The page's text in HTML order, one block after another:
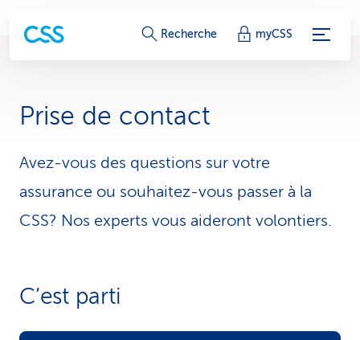
L
s
d
e
Recherche myCSS
Prise de contact
Avez-vous des questions sur votre
assurance ou souhaitez-vous passer à la
CSS? Nos experts vous aideront volontiers.
C’est parti